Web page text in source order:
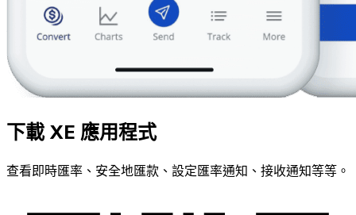
下載 XE 應用程式
查看即時匯率、安全地匯款、設定匯率通知、接收通知等等。